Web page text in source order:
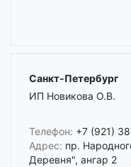
Санкт-Петербург
ИП Новикова О.В.
Телефон: +7 (921)
Адрес: пр.
Деревня", ангар 2